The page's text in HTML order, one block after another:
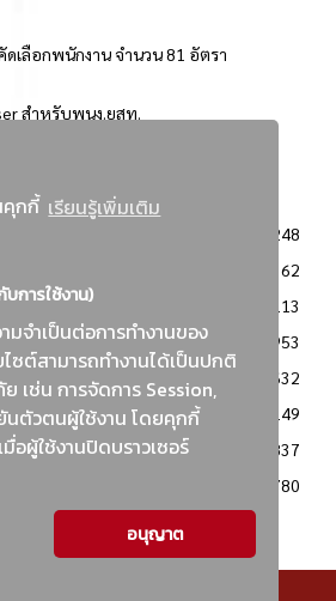
คุกกี้ เรียนรู้เพิ่มเติม
การใช้งาน)
มจำเป็นต่อการทำงานของ
ไซต์สามารถทำงานได้เป็นปกติ
เช่น การจัดการ Session,
ตัวตนผู้ใช้งาน โดยคุกกี้
อผู้ใช้งานปิดบราวเซอร์
อนุญาต
เลือกพนักงาน จำนวน 81 อัตรา
สำหรับพนง.ยสท.
3248
2362
2113
1953
สในการจัดซื้อจัดจ้าง
1632
1149
837
780